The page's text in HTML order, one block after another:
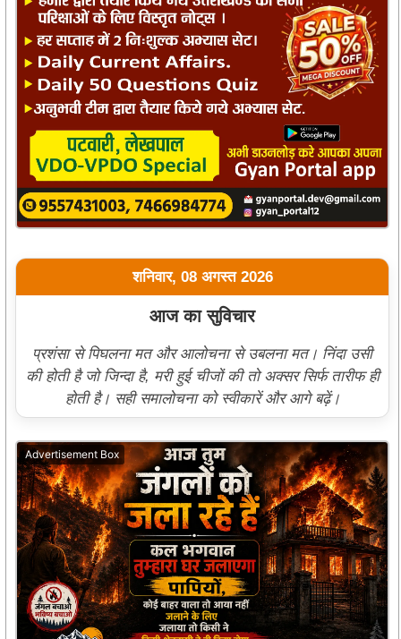
शनिवार, 08 अगस्त 2026
आज का सुविचार
प्रशंसा से पिघलना मत और आलोचना से उबलना मत। निंदा उसी
की होती है जो जिन्दा है, मरी हुई चीजों की तो अक्सर सिर्फ तारीफ ही
होती है। सही समालोचना को स्वीकारें और आगे बढ़ें।
Advertisement Box